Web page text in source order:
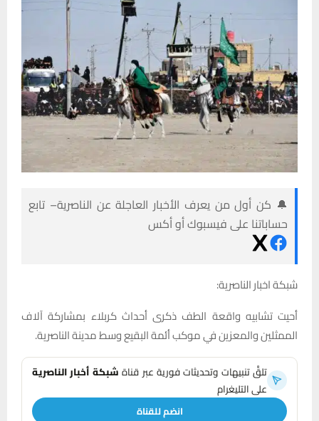
🔔 كن أول من يعرف الأخبار العاجلة عن الناصرية– تابع
حساباتنا على فيسبوك أو أكس
شبكة اخبار الناصرية:
أحيت تشابيه واقعة الطف ذكرى أحداث كربلاء بمشاركة آلاف
الممثلين والمعزين في موكب أئمة البقيع وسط مدينة الناصرية.
تلقَّ تنبيهات وتحديثات فورية عبر قناةشبكة أخبار الناصرية
على التليغرام
انضم للقناة